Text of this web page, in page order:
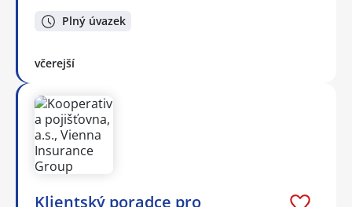
Plný úvazek
včerejší
Klientský poradce pro